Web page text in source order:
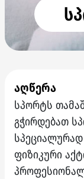
აღწერა
სპორტს
გჭირდებათ
ფიზიკური